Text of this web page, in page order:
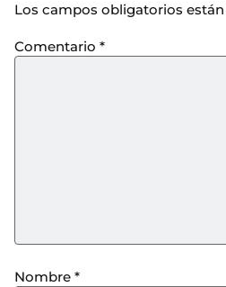
Los campos obligatorios
Comentario *
Nombre *